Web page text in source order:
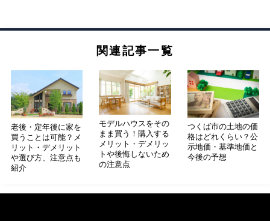
関連記事一覧
老後・定年後に家を
買うことは可能？メ
リット・デメリット
や選び方、注意点も
紹介
モデルハウスをその
まま買う！購入する
メリット・デメリッ
トや後悔しないため
の注意点
つくば市の土地の価
格はどれくらい？公
示地価・基準地価と
今後の予想